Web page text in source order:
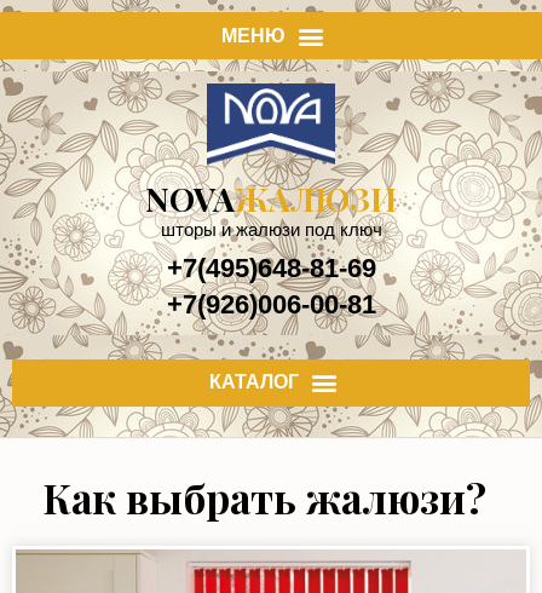
NOVAЖАЛЮЗИ
шторы и жалюзи под ключ
+7(495)648-81-69
+7(926)006-00-81
Как выбрать жалюзи?